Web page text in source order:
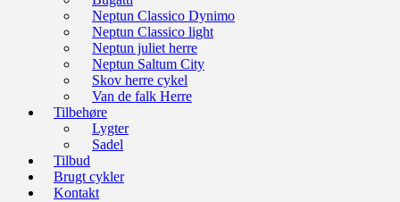
Neptun Classico Dynimo
Neptun Classico light
Neptun juliet herre
Neptun Saltum City
Skov herre cykel
Van de falk Herre
Tilbehøre
Lygter
Sadel
Tilbud
Brugt cykler
Kontakt